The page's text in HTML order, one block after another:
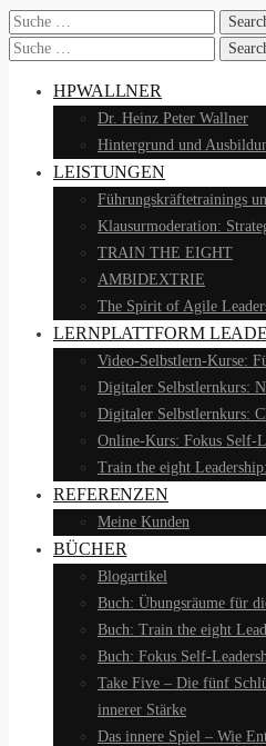
Search
for:
Search
HPWALLNER
Dr. Heinz Peter Wallner
Hintergrund und
LEISTUNGEN
Führungskräftetrainings
Klausurmoderation:
TRAIN THE EIGHT
AMBIDEXTRIE
The Spirit of Agile
LERNPLATTFORM
Video-Selbstlern-Kurse:
Digitaler Selbstlernkurs:
Digitaler Selbstlernkurs:
Online-Kurs: Fokus Self-
Train the eight
REFERENZEN
Meine Kunden
BÜCHER
Blogartikel
Buch: Übungsräume für
Buch: Train the eight
Buch: Fokus Self-
Take Five – Die fünf
innerer Stärke
Das innere Spiel – Wie